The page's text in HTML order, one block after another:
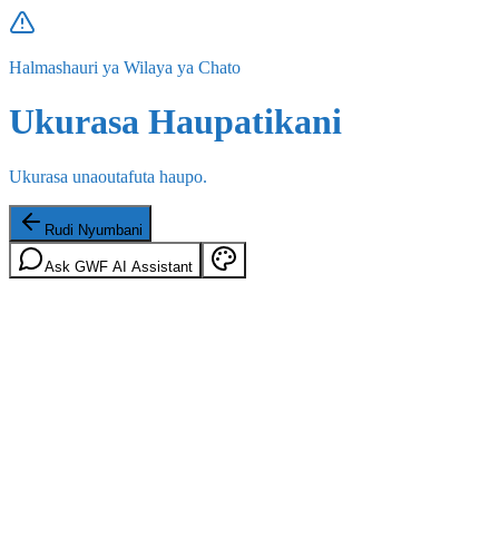
Halmashauri ya Wilaya ya Chato
Ukurasa Haupatikani
Ukurasa unaoutafuta haupo.
Rudi Nyumbani
Ask GWF AI Assistant